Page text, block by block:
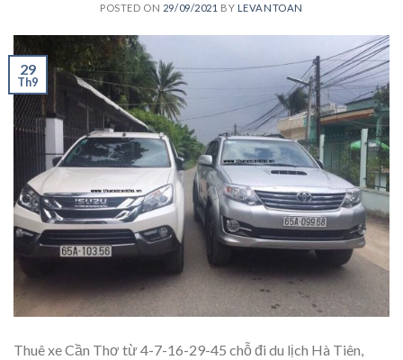
POSTED ON 29/09/2021 BY LEVANTOAN
29
Th9
Thuê xe Cần Thơ từ 4-7-16-29-45 chỗ đi du lịch Hà Tiên,